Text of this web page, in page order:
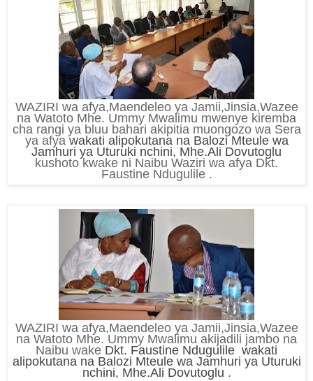
WAZIRI wa afya,Maendeleo ya Jamii,Jinsia,Wazee
na Watoto Mhe. Ummy Mwalimu mwenye kiremba
cha rangi ya bluu bahari akipitia muongozo wa Sera
ya afyawakati alipokutana na Balozi Mteule wa
Jamhuri ya Uturuki nchini, Mhe.Ali Dovutoglu
kushoto kwake ni Naibu Waziri wa afya Dkt.
Faustine Ndugulile .
WAZIRI wa afya,Maendeleo ya Jamii,Jinsia,Wazee
na Watoto Mhe. Ummy Mwalimu akijadili jambo na
Naibu wake Dkt. Faustine Ndugulile wakati
alipokutana na Balozi Mteule wa Jamhuri ya Uturuki
nchini, Mhe.Ali Dovutoglu .